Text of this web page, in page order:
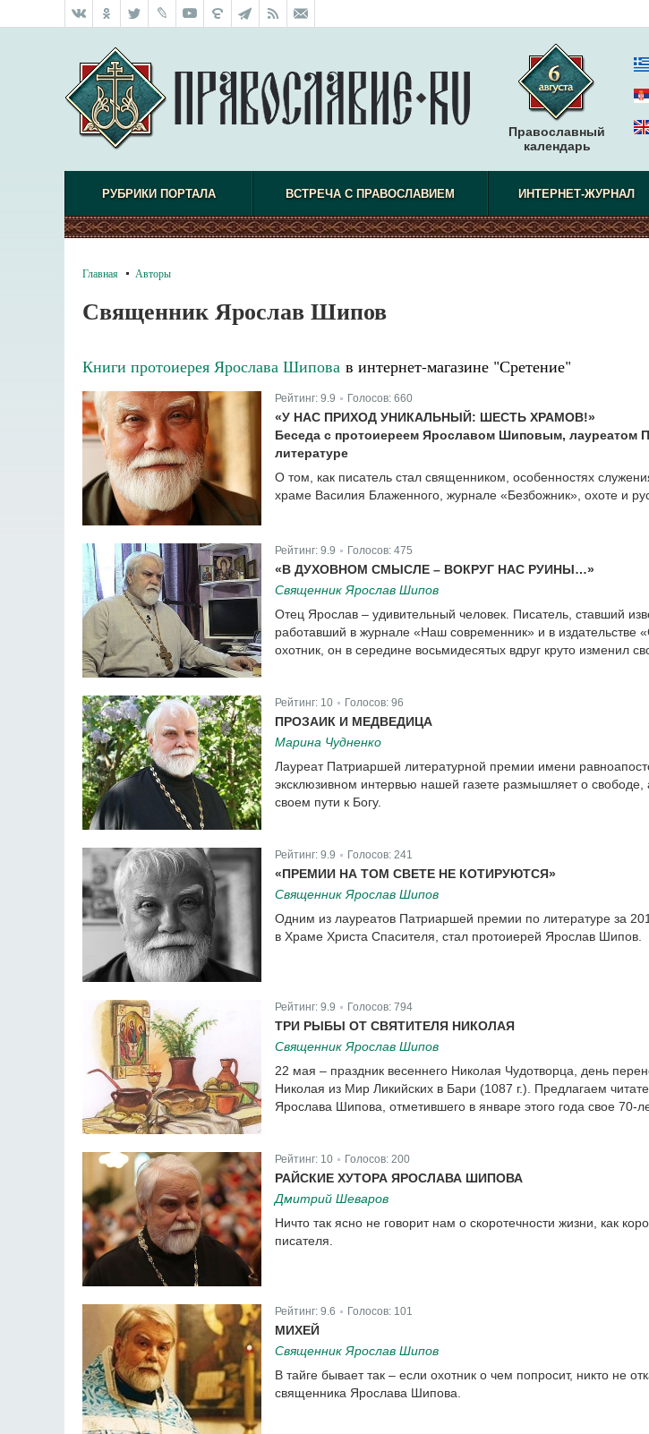
Православный
календарь
РУБРИКИ ПОРТАЛА ВСТРЕЧА С ПРАВОСЛАВИЕМ ИНТЕРНЕТ-ЖУРНАЛ
Главная Авторы
Священник Ярослав Шипов
Книги протоиерея Ярослава Шипова в интернет-магазине "Сретение"
Рейтинг: 9.9 Голосов: 660
«У НАС ПРИХОД УНИКАЛЬНЫЙ: ШЕСТЬ ХРАМОВ!»
Беседа с протоиереем Ярославом Шиповым, лауреатом
литературе
О том, как писатель стал священником, особенностях
храме Василия Блаженного, журнале «Безбожник», охоте и
Рейтинг: 9.9 Голосов: 475
«В ДУХОВНОМ СМЫСЛЕ – ВОКРУГ НАС РУИНЫ…»
Священник Ярослав Шипов
Отец Ярослав – удивительный человек. Писатель, ставший
работавший в журнале «Наш современник» и в издательстве
охотник, он в середине восьмидесятых вдруг круто изменил
Рейтинг: 10 Голосов: 96
ПРОЗАИК И МЕДВЕДИЦА
Марина Чудненко
Лауреат Патриаршей литературной премии имени
эксклюзивном интервью нашей газете размышляет о свободе,
своем пути к Богу.
Рейтинг: 9.9 Голосов: 241
«ПРЕМИИ НА ТОМ СВЕТЕ НЕ КОТИРУЮТСЯ»
Священник Ярослав Шипов
Одним из лауреатов Патриаршей премии по литературе за
в Храме Христа Спасителя, стал протоиерей Ярослав Шипов.
Рейтинг: 9.9 Голосов: 794
ТРИ РЫБЫ ОТ СВЯТИТЕЛЯ НИКОЛАЯ
Священник Ярослав Шипов
22 мая – праздник весеннего Николая Чудотворца, день
Николая из Мир Ликийских в Бари (1087 г.). Предлагаем
Ярослава Шипова, отметившего в январе этого года свое 70-
Рейтинг: 10 Голосов: 200
РАЙСКИЕ ХУТОРА ЯРОСЛАВА ШИПОВА
Дмитрий Шеваров
Ничто так ясно не говорит нам о скоротечности жизни, как
писателя.
Рейтинг: 9.6 Голосов: 101
МИХЕЙ
Священник Ярослав Шипов
В тайге бывает так – если охотник о чем попросит, никто не
священника Ярослава Шипова.